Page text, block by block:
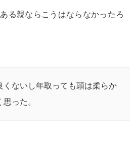
る親ならこうはならなかったろ
くないし年取っても頭は柔らか
った。